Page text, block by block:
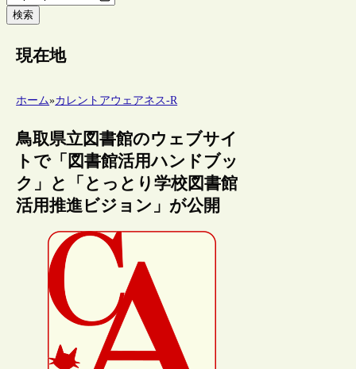
検索
現在地
ホーム»カレントアウェアネス-R
鳥取県立図書館のウェブサイ
トで「図書館活用ハンドブッ
ク」と「とっとり学校図書館
活用推進ビジョン」が公開